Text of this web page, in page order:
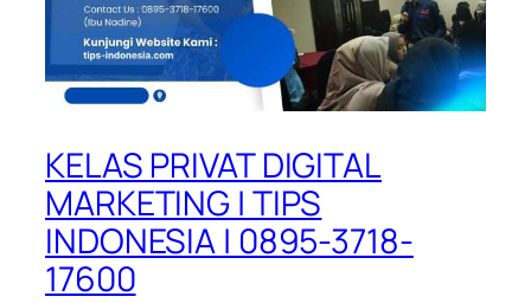
KELAS PRIVAT DIGITAL
MARKETING | TIPS
INDONESIA | 0895-3718-
17600